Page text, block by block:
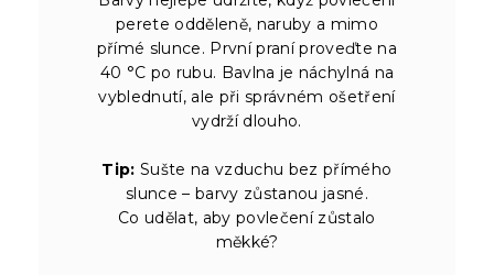
perete odděleně, naruby a mimo
přímé slunce. První praní proveďte na
40 °C po rubu. Bavlna je náchylná na
vyblednutí, ale při správném ošetření
vydrží dlouho.
Tip: Sušte na vzduchu bez přímého
slunce – barvy zůstanou jasné.
Co udělat, aby povlečení zůstalo
měkké?